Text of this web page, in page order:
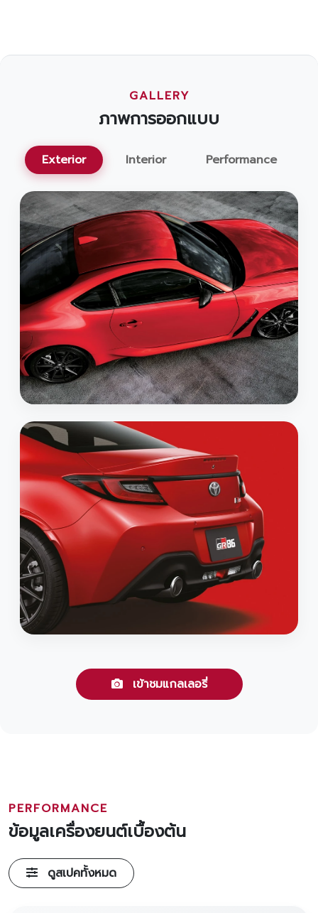
GALLERY
ภาพการออกแบบ
Exterior Interior Performance
เข้าชมแกลเลอรี่
PERFORMANCE
ข้อมูลเครื่องยนต์เบื้องต้น
ดูสเปคทั้งหมด